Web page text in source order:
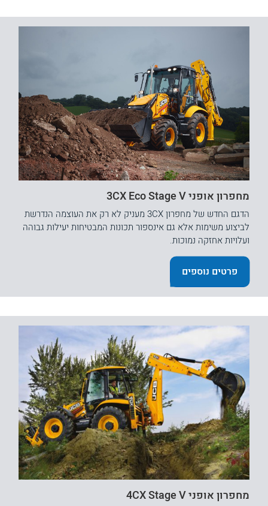
מחפרון אופני 3CX Eco Stage V
הדגם החדש של מחפרון 3CX מעניק לא רק את העוצמה הנדרשת
לביצוע משימות אלא גם אינספור תכונות המבטיחות יעילות גבוהה
ועלויות אחזקה נמוכות.
פרטים נוספים
מחפרון אופני 4CX Stage V